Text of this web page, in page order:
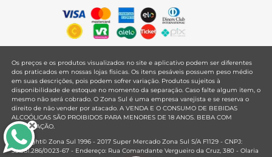
Os preços e os produtos visualizados no site e aplicativo podem ser diferentes
dos praticados em nossas lojas físicas. Os itens pesáveis possuem peso médio
em suas descrições, pois podem sofrer variação. Produtos sujeitos à
disponibilidade de estoque no momento da separação. Caso falte algum item, o
mesmo não será cobrado. O Zona Sul é uma empresa varejista e se reserva o
direito de não vender por atacado. A VENDA E O CONSUMO DE BEBIDAS
ALCOÓLICAS SÃO PROIBIDOS PARA MENORES DE 18 ANOS. BEBA COM
MODERAÇÃO.
Copyright© Zona Sul 1996 - 2017 Super Mercado Zona Sul S/A F1129 - CNPJ:
33.381.286/0023-67 - Endereço: Rua Comandante Vergueiro da Cruz, 380 - Olaria